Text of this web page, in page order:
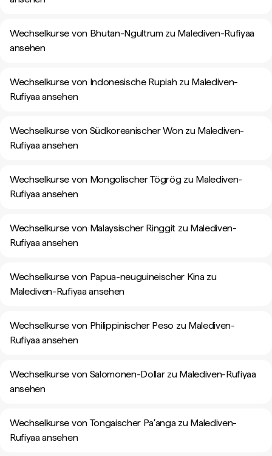
Wechselkurse von Bhutan-Ngultrum zu Malediven-Rufiyaa
ansehen
Wechselkurse von Indonesische Rupiah zu Malediven-
Rufiyaa ansehen
Wechselkurse von Südkoreanischer Won zu Malediven-
Rufiyaa ansehen
Wechselkurse von Mongolischer Tögrög zu Malediven-
Rufiyaa ansehen
Wechselkurse von Malaysischer Ringgit zu Malediven-
Rufiyaa ansehen
Wechselkurse von Papua-neuguineischer Kina zu
Malediven-Rufiyaa ansehen
Wechselkurse von Philippinischer Peso zu Malediven-
Rufiyaa ansehen
Wechselkurse von Salomonen-Dollar zu Malediven-Rufiyaa
ansehen
Wechselkurse von Tongaischer Paʻanga zu Malediven-
Rufiyaa ansehen